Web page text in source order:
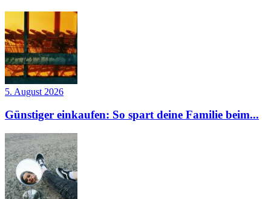
5. August 2026
Günstiger einkaufen: So spart deine Familie beim...